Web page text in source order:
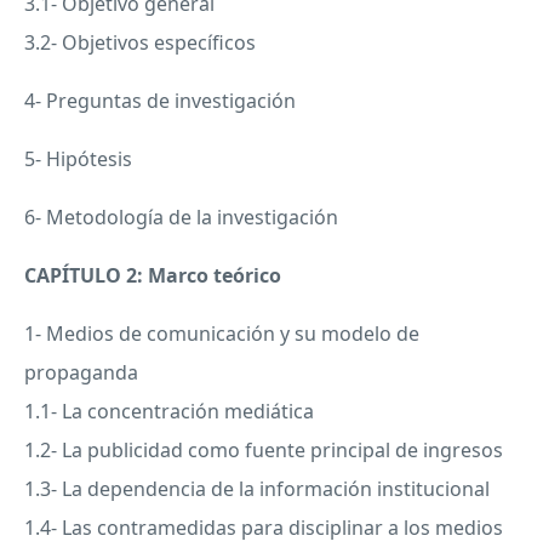
3.2- Objetivos específicos
4- Preguntas de investigación
5- Hipótesis
6- Metodología de la investigación
CAPÍTULO 2: Marco teórico
1- Medios de comunicación y su modelo de
propaganda
1.1- La concentración mediática
1.2- La publicidad como fuente principal de ingresos
1.3- La dependencia de la información institucional
1.4- Las contramedidas para disciplinar a los medios